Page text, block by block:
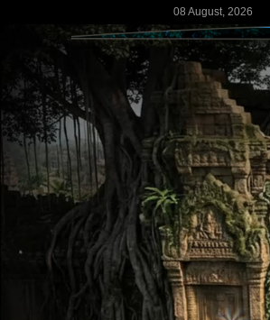
08 August, 2026